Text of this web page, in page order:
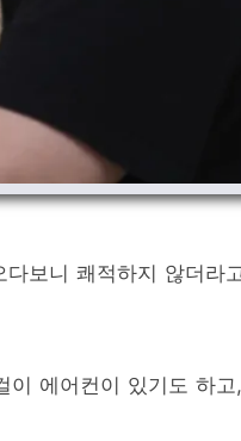
보니 쾌적하지 않더라
이 에어컨이 있기도 하고,